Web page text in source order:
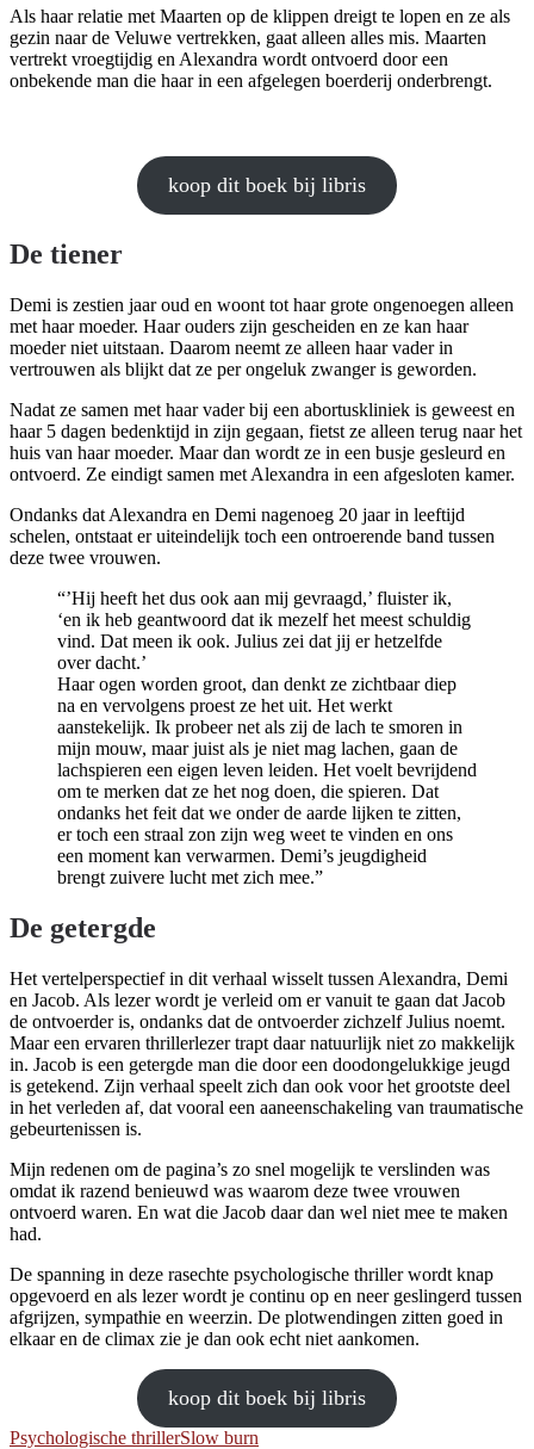
Als haar relatie met Maarten op de klippen dreigt te lopen en ze als
gezin naar de Veluwe vertrekken, gaat alleen alles mis. Maarten
vertrekt vroegtijdig en Alexandra wordt ontvoerd door een
onbekende man die haar in een afgelegen boerderij onderbrengt.
koop dit boek bij libris
De tiener
Demi is zestien jaar oud en woont tot haar grote ongenoegen alleen
met haar moeder. Haar ouders zijn gescheiden en ze kan haar
moeder niet uitstaan. Daarom neemt ze alleen haar vader in
vertrouwen als blijkt dat ze per ongeluk zwanger is geworden.
Nadat ze samen met haar vader bij een abortuskliniek is geweest en
haar 5 dagen bedenktijd in zijn gegaan, fietst ze alleen terug naar het
huis van haar moeder. Maar dan wordt ze in een busje gesleurd en
ontvoerd. Ze eindigt samen met Alexandra in een afgesloten kamer.
Ondanks dat Alexandra en Demi nagenoeg 20 jaar in leeftijd
schelen, ontstaat er uiteindelijk toch een ontroerende band tussen
deze twee vrouwen.
“’Hij heeft het dus ook aan mij gevraagd,’ fluister ik,
‘en ik heb geantwoord dat ik mezelf het meest schuldig
vind. Dat meen ik ook. Julius zei dat jij er hetzelfde
over dacht.’
Haar ogen worden groot, dan denkt ze zichtbaar diep
na en vervolgens proest ze het uit. Het werkt
aanstekelijk. Ik probeer net als zij de lach te smoren in
mijn mouw, maar juist als je niet mag lachen, gaan de
lachspieren een eigen leven leiden. Het voelt bevrijdend
om te merken dat ze het nog doen, die spieren. Dat
ondanks het feit dat we onder de aarde lijken te zitten,
er toch een straal zon zijn weg weet te vinden en ons
een moment kan verwarmen. Demi’s jeugdigheid
brengt zuivere lucht met zich mee.”
De getergde
Het vertelperspectief in dit verhaal wisselt tussen Alexandra, Demi
en Jacob. Als lezer wordt je verleid om er vanuit te gaan dat Jacob
de ontvoerder is, ondanks dat de ontvoerder zichzelf Julius noemt.
Maar een ervaren thrillerlezer trapt daar natuurlijk niet zo makkelijk
in. Jacob is een getergde man die door een doodongelukkige jeugd
is getekend. Zijn verhaal speelt zich dan ook voor het grootste deel
in het verleden af, dat vooral een aaneenschakeling van traumatische
gebeurtenissen is.
Mijn redenen om de pagina’s zo snel mogelijk te verslinden was
omdat ik razend benieuwd was waarom deze twee vrouwen
ontvoerd waren. En wat die Jacob daar dan wel niet mee te maken
had.
De spanning in deze rasechte psychologische thriller wordt knap
opgevoerd en als lezer wordt je continu op en neer geslingerd tussen
afgrijzen, sympathie en weerzin. De plotwendingen zitten goed in
elkaar en de climax zie je dan ook echt niet aankomen.
koop dit boek bij libris
Psychologische thrillerSlow burn